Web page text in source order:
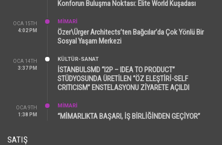
Konforun Buluşma Noktası: Elite World Kuşadası
OCA 15TH
4:02 PM
MİMARİ
Özer\Ürger Architects’ten Bağcılar’da Çok Yönlü Bir
Sosyal Yaşam Merkezi
OCA 14TH
3:37 PM
KÜLTÜR-SANAT
İSTANBULSMD “I2P – IDEA TO PRODUCT”
STÜDYOSUNDA ÜRETİLEN “ÖZ ELEŞTİRİ-SELF
CRITICISM” ENSTELASYONU ZİYARETE AÇILDI
OCA 9TH
1:38 PM
MİMARİ
“MİMARLIKTA BAŞARI, İŞ BİRLİĞİNDEN GEÇİYOR”
SATIŞ